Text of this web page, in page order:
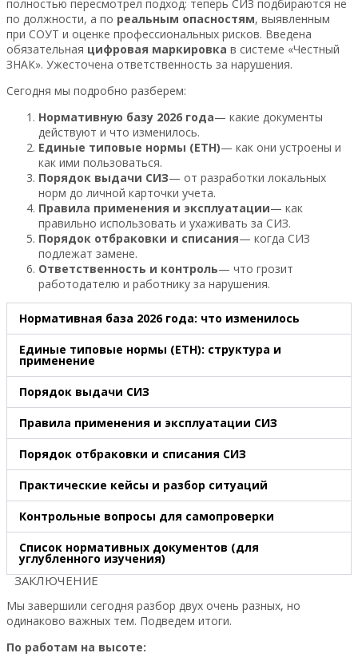
полностью пересмотрел подход: теперь СИЗ подбираются не
по должности, а по реальным опасностям, выявленным
при СОУТ и оценке профессиональных рисков. Введена
обязательная цифровая маркировка в системе «Честный
ЗНАК». Ужесточена ответственность за нарушения.
Сегодня мы подробно разберем:
Нормативную базу 2026 года— какие документы
действуют и что изменилось.
Единые типовые нормы (ЕТН)— как они устроены и
как ими пользоваться.
Порядок выдачи СИЗ— от разработки локальных
норм до личной карточки учета.
Правила применения и эксплуатации— как
правильно использовать и ухаживать за СИЗ.
Порядок отбраковки и списания— когда СИЗ
подлежат замене.
Ответственность и контроль— что грозит
работодателю и работнику за нарушения.
Нормативная база 2026 года: что изменилось
Единые типовые нормы (ЕТН): структура и
применение
Порядок выдачи СИЗ
Правила применения и эксплуатации СИЗ
Порядок отбраковки и списания СИЗ
Практические кейсы и разбор ситуаций
Контрольные вопросы для самопроверки
Список нормативных документов (для
углубленного изучения)
ЗАКЛЮЧЕНИЕ
Мы завершили сегодня разбор двух очень разных, но
одинаково важных тем. Подведем итоги.
По работам на высоте: